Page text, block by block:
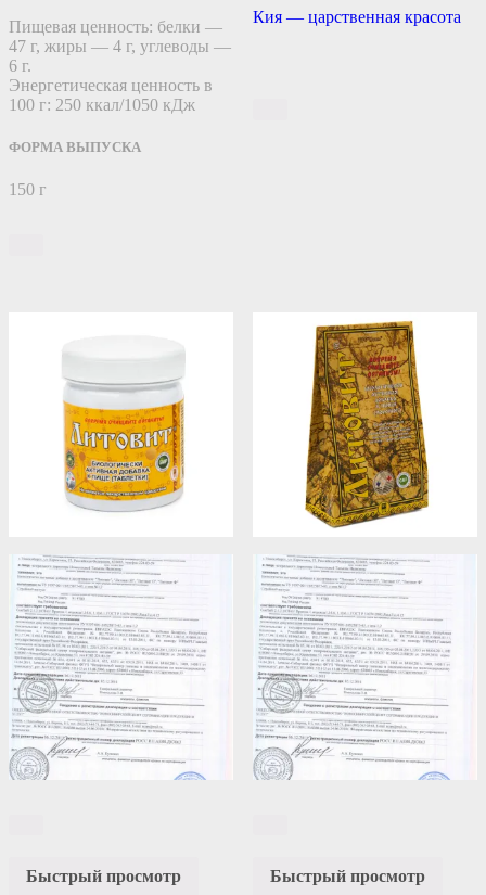
Пищевая ценность: белки —
47 г, жиры — 4 г, углеводы —
6 г.
Энергетическая ценность в
100 г: 250 ккал/1050 кДж
ФОРМА ВЫПУСКА
150 г
Кия — царственная красота
Быстрый просмотр
Быстрый просмотр